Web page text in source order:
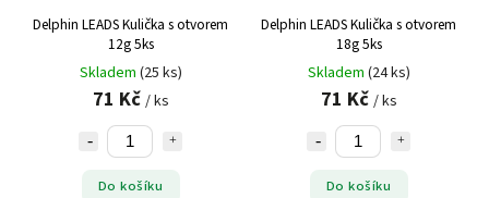
Delphin LEADS Kulička s otvorem
12g 5ks
Skladem (25 ks)
71 Kč / ks
Do košíku
Delphin LEADS Kulička s otvorem
18g 5ks
Skladem (24 ks)
71 Kč / ks
Do košíku